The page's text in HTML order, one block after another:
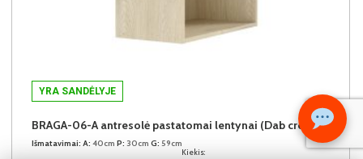
Kiekis:
YRA SANDĖLYJE
BRAGA-06-A antresolė pastatomai lentynai (Dab cremona)
Išmatavimai: A: 40cm P: 30cm G: 59cm